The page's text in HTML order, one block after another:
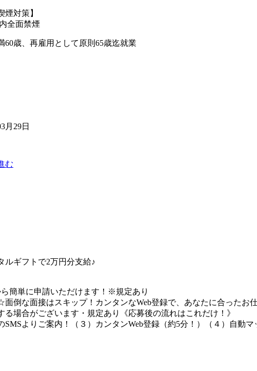
煙対策】
全面禁煙
60歳、再雇用として原則65歳迄就業
月29日
む
ルギフトで2万円分支給♪
簡単に申請いただけます！※規定あり
倒な面接はスキップ！カンタンなWeb登録で、あなたに合ったお
場合がございます・規定あり《応募後の流れはこれだけ！》
SMSよりご案内！（３）カンタンWeb登録（約5分！）（４）自